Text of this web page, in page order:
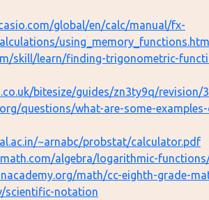
global/en/calc/manual/fx-
skill/learn/finding-trigonometric-
bitesize/guides/zn3ty9q/revision/3
questions/what-are-some-
~arnabc/probstat/calculator.pdf
algebra/logarithmic-
math/cc-eighth-grade-
scientific-notation